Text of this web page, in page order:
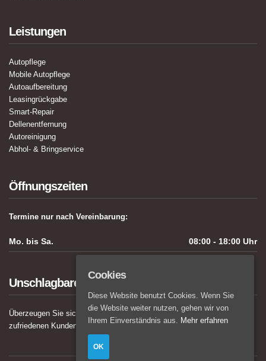
Leistungen
Autopflege
Mobile Autopflege
Autoaufbereitung
Leasingrückgabe
Smart-Repair
Dellenentfernung
Autoreinigung
Abhol- & Bringservice
Öffnungszeiten
Termine nur nach Vereinbarung:
Mo. bis Sa. 08:00 - 18:00 Uhr
Unschlagbarer Service
Überzeugen Sie sich von den hervorragenden Bewertungen unserer
zufriedenen Kunden auf Facebook!
Cookies
Diese Website benutzt Cookies. Wenn Sie
die Website weiter nutzen, gehen wir von
Ihrem Einverständnis aus. Mehr erfahren
OK